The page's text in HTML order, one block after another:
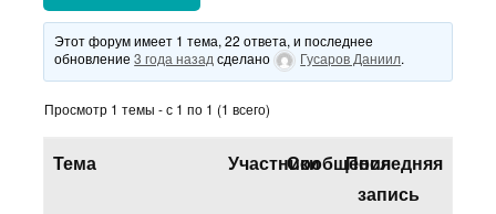
Этот форум имеет 1 тема, 22 ответа, и последнее
обновление3 года назад сделано Гусаров Даниил.
Просмотр 1 темы - с 1 по 1 (1 всего)
Тема УчастникиСообщенияПоследняя
запись